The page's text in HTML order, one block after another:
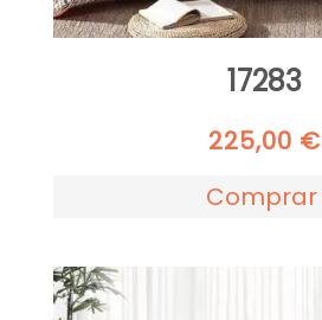
17283
225,00 €
Comprar